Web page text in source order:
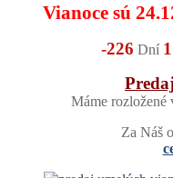
Vianoce sú
-226 Dní
Máme rozložené
Za Náš